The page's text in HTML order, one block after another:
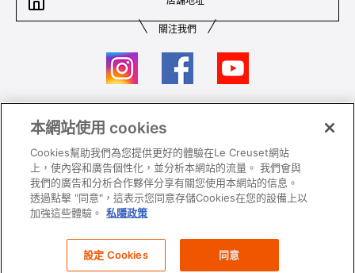
關注我們
聯絡我們
私隱政策 保養及使用
加入我們 Super MEGA SALE 條款及細則​
All images and contents are © Le Creuset Hong Kong. All rights reserved.
本網站使用 cookies
Cookies幫助我們為您提供更好的體驗在Le Creuset網站
上，使內容和廣告個性化，並分析本網站的流量。 我們會與
我們的廣告和分析合作夥伴分享有關您使用本網站的信息。
透過點擊 "同意"，這表示您同意存儲Cookies在您的設備上以
加強這些體驗。 私隱政策
設定 Cookies 同意